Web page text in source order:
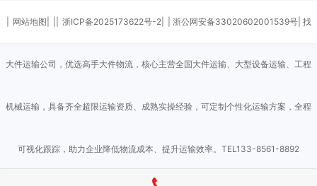
网站地图| 浙ICP备2025173622号-2| | 浙公网安备33020602001539号| 找
大件运输公司，优选高手大件物流，核心主营全国大件运输、大型设备运输、工程
机械运输，具备齐全超限运输资质、成熟实操经验，可定制个性化运输方案，全程
可视化跟踪，助力企业降低物流成本、提升运输效率。TEL133-8561-8892